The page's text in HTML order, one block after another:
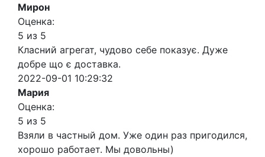
Мирон
Оценка:
5 из 5
Класний агрегат, чудово себе показує. Дуже
добре що є доставка.
2022-09-01 10:29:32
Мария
Оценка:
5 из 5
Взяли в частный дом. Уже один раз пригодился,
хорошо работает. Мы довольны)